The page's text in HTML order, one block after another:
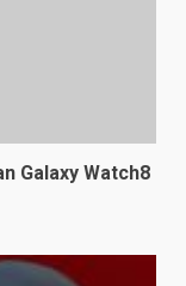
Galaxy Watch8